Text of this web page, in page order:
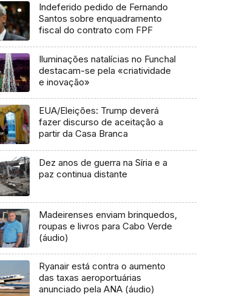
Indeferido pedido de Fernando
Santos sobre enquadramento
fiscal do contrato com FPF
Iluminações natalícias no Funchal
destacam-se pela «criatividade
e inovação»
EUA/Eleições: Trump deverá
fazer discurso de aceitação a
partir da Casa Branca
Dez anos de guerra na Síria e a
paz continua distante
Madeirenses enviam brinquedos,
roupas e livros para Cabo Verde
(áudio)
Ryanair está contra o aumento
das taxas aeroportuárias
anunciado pela ANA (áudio)